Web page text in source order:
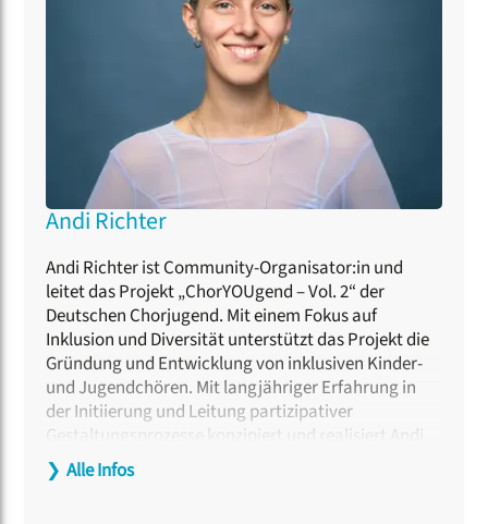
Andi Richter
Andi Richter ist Community-Organisator:in und
leitet das Projekt „ChorYOUgend – Vol. 2“ der
Deutschen Chorjugend. Mit einem Fokus auf
Inklusion und Diversität unterstützt das Projekt die
Gründung und Entwicklung von inklusiven Kinder-
und Jugendchören. Mit langjähriger Erfahrung in
der Initiierung und Leitung partizipativer
Gestaltungsprozesse konzipiert und realisiert Andi
Richter Räume, die spielerisch gesellschaftliche
Teilhabe und kulturellen Ausdruck erkunden.
❯ Alle Infos